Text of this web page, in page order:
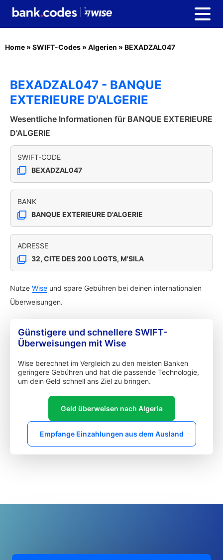
Home » SWIFT-Codes » Algerien » BEXADZAL047
BEXADZAL047 - BANQUE
EXTERIEURE D'ALGERIE
Wesentliche Informationen für BANQUE EXTERIEURE
D'ALGERIE
SWIFT-CODE
BEXADZAL047
BANK
BANQUE EXTERIEURE D'ALGERIE
ADRESSE
32, CITE DES 200 LOGTS, M'SILA
Nutze Wise und spare Gebühren bei deinen internationalen
Überweisungen.
Günstigere und schnellere SWIFT-
Überweisungen mit Wise
Wise berechnet im Vergleich zu den meisten Banken
geringere Gebühren und hat die passende Technologie,
um dein Geld schnell ans Ziel zu bringen.
Geld überweisen nach Algeria
Empfange Einzahlungen aus dem Ausland